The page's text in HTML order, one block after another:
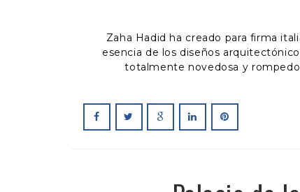
Zaha Hadid ha creado para firma
esencia de los diseños
totalmente novedosa y